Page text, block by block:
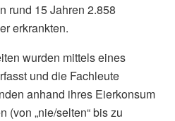
rund 15 Jahren 2.858
erkrankten.
wurden mittels eines
und die Fachleute
anhand ihres Eierkonsum
(von „nie/selten“ bis zu